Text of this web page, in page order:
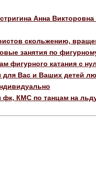
Анна
скольжению,
занятия по
фигурного катания с
для Вас и Ваших детей
КМС по танцам на